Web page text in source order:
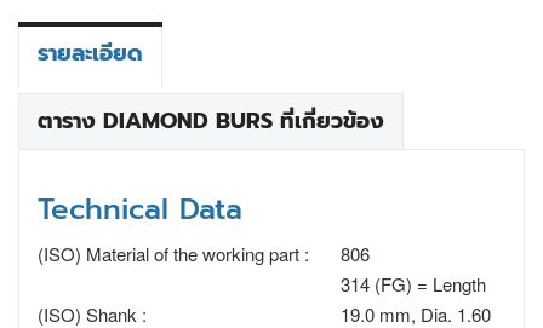
รายละเอียด
ตาราง DIAMOND BURS ที่เกี่ยวข้อง
Technical Data
(ISO) Material of the working part : 806
(ISO) Shank :
314 (FG) = Length
19.0 mm, Dia. 1.60